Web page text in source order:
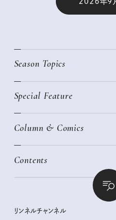
Season Topics
真夏のひんやりグッズ 2026
ニトリ・イケア・無印良品で賢くおし
絶品、お餅レシピ大集合！
世界のサンタさんに会って来た！
クラフトビール案内
Special Feature
2026年春夏 トレンドファッションニ
女子旅おすすめスポット 暮らすよ
幸せな老後のための リンネルマネ
私の住むまち、好きな場所。
リンネル 暮らしの道具大賞
Column & Comics
ぐれいさん
明日もいい日になりますように
清水みさとの食いしんぼう寄り道サ
Contents
リンネルおしゃれファッションスナップ
リンネル暮らし部
リンネルチャンネル